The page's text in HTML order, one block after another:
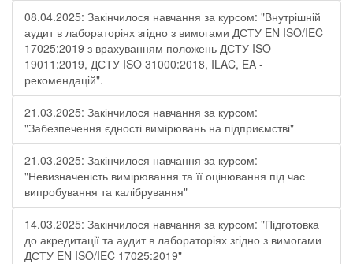
08.04.2025: Закінчилося навчання за курсом: "Внутрішній
аудит в лабораторіях згідно з вимогами ДСТУ EN ISO/IEC
17025:2019 з врахуванням положень ДСТУ ISO
19011:2019, ДСТУ ISO 31000:2018, ILAC, EA -
рекомендацій".
21.03.2025: Закінчилося навчання за курсом:
"Забезпечення єдності вимірювань на підприємстві"
21.03.2025: Закінчилося навчання за курсом:
"Невизначеність вимірювання та її оцінювання під час
випробування та калібрування"
14.03.2025: Закінчилося навчання за курсом: "Підготовка
до акредитації та аудит в лабораторіях згідно з вимогами
ДСТУ EN ISO/IEC 17025:2019"